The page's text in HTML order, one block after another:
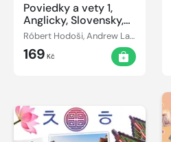
Poviedky a vety 1,
Anglicky, Slovensky,
Ilustrované
Róbert Hodoši, Andrew Lang
169 Kč